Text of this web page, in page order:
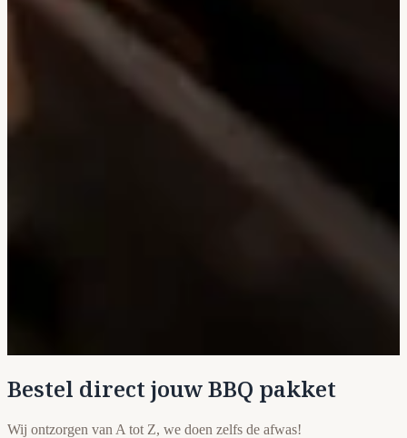
Bestel direct jouw BBQ pakket
Wij ontzorgen van A tot Z, we doen zelfs de afwas!